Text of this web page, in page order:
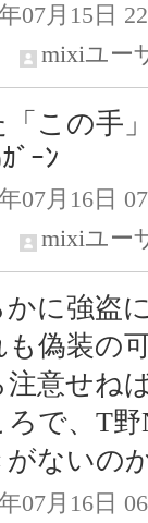
07月15日
mixiユー
「この手
ﾞｰﾝ
07月16日
mixiユー
に強盗
も偽装の
意せね
ろで、T
がないの
07月16日